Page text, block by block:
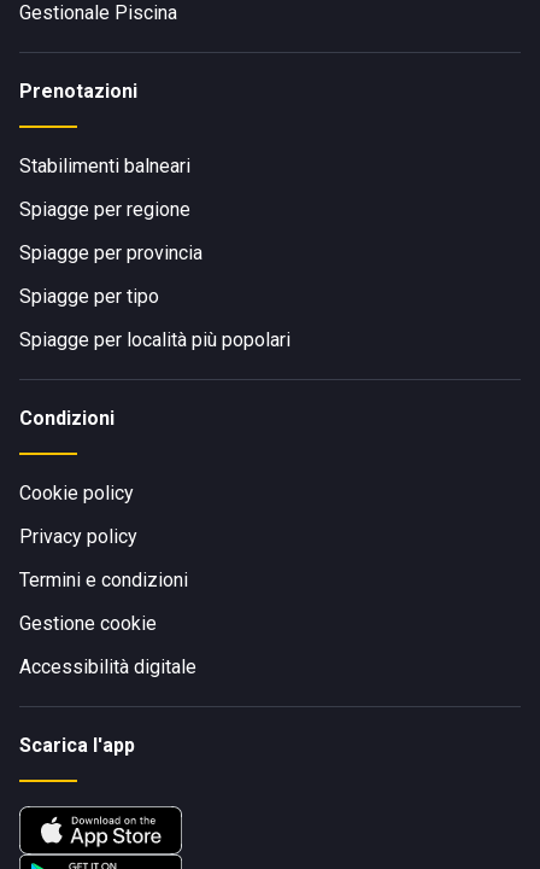
Gestionale Piscina
Prenotazioni
Stabilimenti balneari
Spiagge per regione
Spiagge per provincia
Spiagge per tipo
Spiagge per località più popolari
Condizioni
Cookie policy
Privacy policy
Termini e condizioni
Gestione cookie
Accessibilità digitale
Scarica l'app